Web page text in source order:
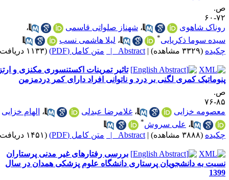
۶۰
شاهوی
،شهناز صلواتی قاسمی
،
سوما ذکریایی
،لیلا هاشمی نسب
(۳۳۲۹ مشاهده) |
Abstract | متن کامل (PDF) (۱۱۳۳ دریافت)
تاثیر تمرینات اکستنسوری مکنزی و ارتز
کمری لگنی بر درد و ناتوانی افراد دارای کمر دردمزمن
۷۶
خزایی
،غلامرضا عبدلی ،الهام خزایی
،علی سروش*
(۳۸۸۸ مشاهده) |
Abstract | متن کامل (PDF) (۱۴۵۱ دریافت)
بررسی رفتارهای غیر مدنی پرستاران
به دانشجویان پرستاری دانشگاه علوم پزشکی همدان در سال